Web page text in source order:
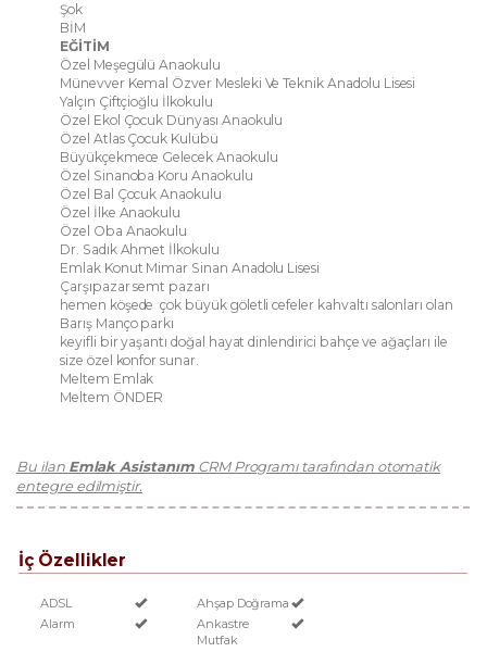
Şok
BİM
EĞİTİM
Özel Meşegülü Anaokulu
Münevver Kemal Özver Mesleki Ve Teknik Anadolu Lisesi
Yalçın Çiftçioğlu İlkokulu
Özel Ekol Çocuk Dünyası Anaokulu
Özel Atlas Çocuk Kulübü
Büyükçekmece Gelecek Anaokulu
Özel Sinanoba Koru Anaokulu
Özel Bal Çocuk Anaokulu
Özel İlke Anaokulu
Özel Oba Anaokulu
Dr. Sadık Ahmet İlkokulu
Emlak Konut Mimar Sinan Anadolu Lisesi
Çarşıpazar semt pazarı
hemen köşede çok büyük göletli cefeler kahvaltı salonları olan
Barış Manço parkı
keyifli bir yaşantı doğal hayat dinlendirici bahçe ve ağaçları ile
size özel konfor sunar.
Meltem Emlak
Meltem ÖNDER
Bu ilan Emlak AsistanımCRM Programı tarafından otomatik
entegre edilmiştir.
İç Özellikler
ADSL
Ahşap Doğrama
Alarm
Ankastre
Mutfak